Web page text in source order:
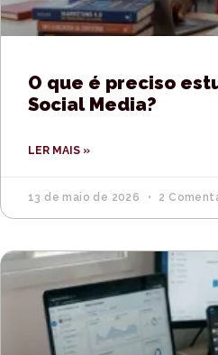
O que é preciso
Social Media?
LER MAIS »
13 de maio de 2026 2